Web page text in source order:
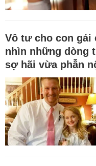
Vô tư cho con gái
nhìn những dòng
sợ hãi vừa phẫn